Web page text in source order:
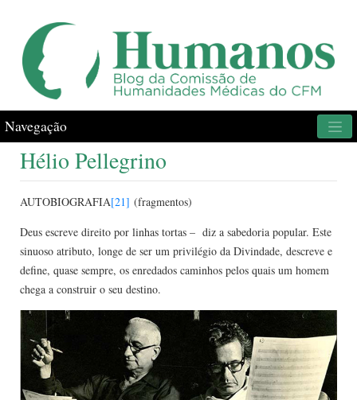
Navegação
Hélio Pellegrino
AUTOBIOGRAFIA[21] (fragmentos)
Deus escreve direito por linhas tortas – diz a sabedoria popular. Este
sinuoso atributo, longe de ser um privilégio da Divindade, descreve e
define, quase sempre, os enredados caminhos pelos quais um homem
chega a construir o seu destino.